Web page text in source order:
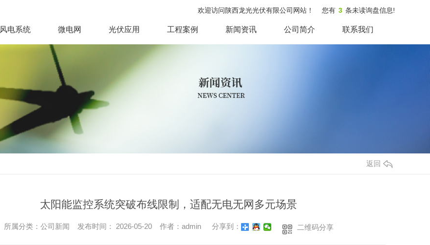
欢迎访问陕西龙光光伏有限公司网站！ 您有 3 条未读询盘信息!
风电系统 微电网 光伏应用 工程案例 新闻资讯 公司简介 联系我们
返回
太阳能监控系统突破布线限制，适配无电无网多元场景
所属分类：公司新闻 发布时间： 2026-05-20 作者：admin 分享到： 二维码分享